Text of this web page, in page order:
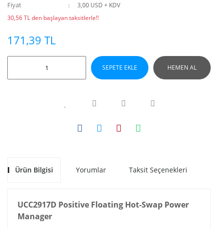
Fiyat
3,00 USD + KDV
30,56 TL den başlayan taksitlerle!!
171,39 TL
SEPETE EKLE HEMEN AL
Ürün Bilgisi Yorumlar Taksit Seçenekleri
UCC2917D Positive Floating Hot-Swap Power
Manager